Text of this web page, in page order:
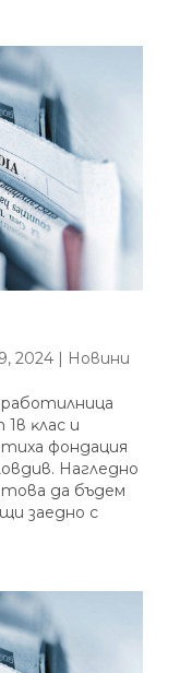
2024| Новини
работилница
ĸлac и
фoндaция
Haглeднo
дa бъдeм
зaeднo c